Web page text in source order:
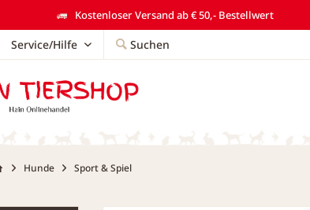
Kostenloser Versand ab € 50,- Bestellwert
Service/Hilfe Suchen
Hunde Sport & Spiel